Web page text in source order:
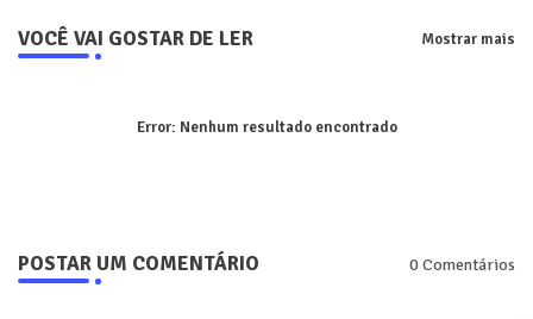
VOCÊ VAI GOSTAR DE LER Mostrar mais
Error: Nenhum resultado encontrado
POSTAR UM COMENTÁRIO 0 Comentários